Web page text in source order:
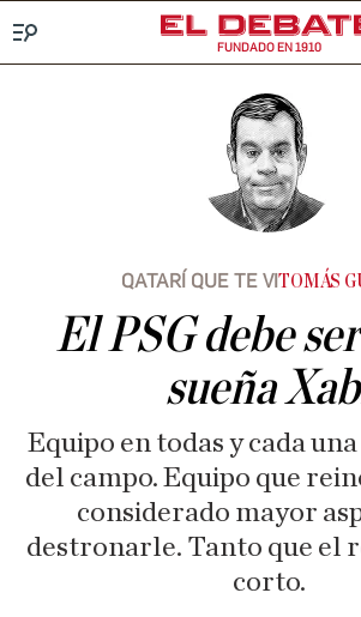
FUNDADO EN 1910
QATARÍ QUE TE VITOMÁS
El PSG debe
sueña
Equipo en todas y cada
del campo. Equipo que
considerado mayor
destronarle. Tanto que el
corto.